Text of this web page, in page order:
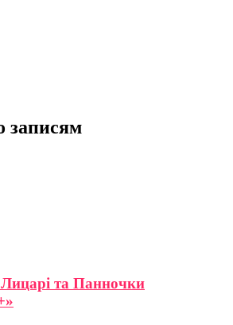
записям
та Панночки